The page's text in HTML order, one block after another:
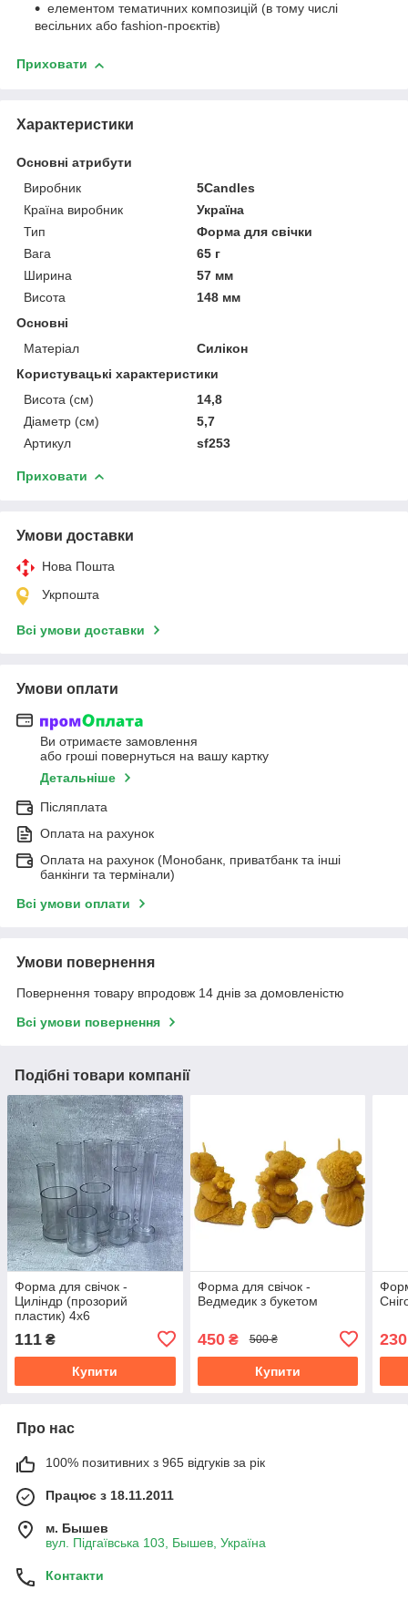
елементом тематичних композицій (в тому числі
весільних або fashion-проєктів)
Приховати
Характеристики
Основні атрибути
Виробник
5Candles
Країна виробник
Україна
Тип
Форма для свічки
Вага
65 г
Ширина
57 мм
Висота
148 мм
Основні
Матеріал
Силікон
Користувацькі характеристики
Висота (см)
14,8
Діаметр (см)
5,7
Артикул
sf253
Приховати
Умови доставки
Нова Пошта
Укрпошта
Всі умови доставки
Умови оплати
Ви отримаєте замовлення
або гроші повернуться на вашу картку
Детальніше
Післяплата
Оплата на рахунок
Оплата на рахунок (Монобанк, приватбанк та інші
банкінги та термінали)
Всі умови оплати
Умови повернення
Повернення товару впродовж 14 днів за домовленістю
Всі умови повернення
Подібні товари компанії
Форма для свічок -
Циліндр (прозорий
пластик) 4х6
111 ₴
Купити
Форма для свічок -
Ведмедик з букетом
450₴ 500 ₴
Купити
230
Про нас
100% позитивних з 965 відгуків за рік
Працює з 18.11.2011
м. Бышев
вул. Підгаївська 103, Бышев, Україна
Контакти